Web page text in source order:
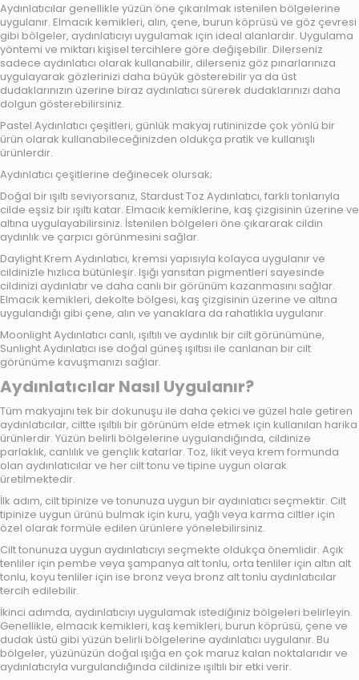
Aydınlatıcılar genellikle yüzün öne çıkarılmak istenilen bölgelerine
uygulanır. Elmacık kemikleri, alın, çene, burun köprüsü ve göz çevresi
gibi bölgeler, aydınlatıcıyı uygulamak için ideal alanlardır. Uygulama
yöntemi ve miktarı kişisel tercihlere göre değişebilir. Dilerseniz
sadece aydınlatıcı olarak kullanabilir, dilerseniz göz pınarlarınıza
uygulayarak gözlerinizi daha büyük gösterebilir ya da üst
dudaklarınızın üzerine biraz aydınlatıcı sürerek dudaklarınızı daha
dolgun gösterebilirsiniz.
Pastel Aydınlatıcı çeşitleri, günlük makyaj rutininizde çok yönlü bir
ürün olarak kullanabileceğinizden oldukça pratik ve kullanışlı
ürünlerdir.
Aydınlatıcı çeşitlerine değinecek olursak;
Doğal bir ışıltı seviyorsanız, Stardust Toz Aydınlatıcı, farklı tonlarıyla
cilde eşsiz bir ışıltı katar. Elmacık kemiklerine, kaş çizgisinin üzerine ve
altına uygulayabilirsiniz. İstenilen bölgeleri öne çıkararak cildin
aydınlık ve çarpıcı görünmesini sağlar.
Daylight Krem Aydınlatıcı, kremsi yapısıyla kolayca uygulanır ve
cildinizle hızlıca bütünleşir. Işığı yansıtan pigmentleri sayesinde
cildinizi aydınlatır ve daha canlı bir görünüm kazanmasını sağlar.
Elmacık kemikleri, dekolte bölgesi, kaş çizgisinin üzerine ve altına
uygulandığı gibi çene, alın ve yanaklara da rahatlıkla uygulanır.
Moonlight Aydınlatıcı canlı, ışıltılı ve aydınlık bir cilt görünümüne,
Sunlight Aydınlatıcı ise doğal güneş ışıltısı ile canlanan bir cilt
görünüme kavuşmanızı sağlar.
Aydınlatıcılar Nasıl Uygulanır?
Tüm makyajını tek bir dokunuşu ile daha çekici ve güzel hale getiren
aydınlatıcılar, ciltte ışıltılı bir görünüm elde etmek için kullanılan harika
ürünlerdir. Yüzün belirli bölgelerine uygulandığında, cildinize
parlaklık, canlılık ve gençlik katarlar. Toz, likit veya krem formunda
olan aydınlatıcılar ve her cilt tonu ve tipine uygun olarak
üretilmektedir.
İlk adım, cilt tipinize ve tonunuza uygun bir aydınlatıcı seçmektir. Cilt
tipinize uygun ürünü bulmak için kuru, yağlı veya karma ciltler için
özel olarak formüle edilen ürünlere yönelebilirsiniz.
Cilt tonunuza uygun aydınlatıcıyı seçmekte oldukça önemlidir. Açık
tenliler için pembe veya şampanya alt tonlu, orta tenliler için altın alt
tonlu, koyu tenliler için ise bronz veya bronz alt tonlu aydınlatıcılar
tercih edilebilir.
İkinci adımda, aydınlatıcıyı uygulamak istediğiniz bölgeleri belirleyin.
Genellikle, elmacık kemikleri, kaş kemikleri, burun köprüsü, çene ve
dudak üstü gibi yüzün belirli bölgelerine aydınlatıcı uygulanır. Bu
bölgeler, yüzünüzün doğal ışığa en çok maruz kalan noktalarıdır ve
aydınlatıcıyla vurgulandığında cildinize ışıltılı bir etki verir.